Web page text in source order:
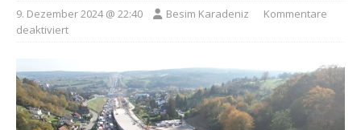
9. Dezember 2024 @ 22:40 Besim Karadeniz
Kommentare
deaktiviert